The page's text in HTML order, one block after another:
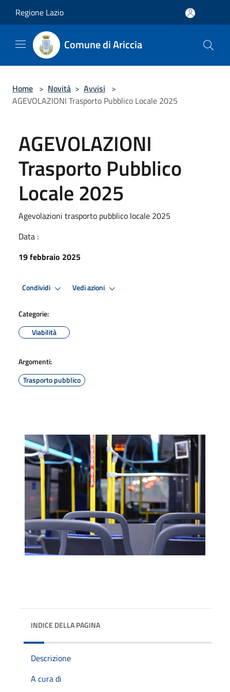
Regione Lazio
Comune di Ariccia
Home > Novità > Avvisi >
AGEVOLAZIONI Trasporto Pubblico Locale 2025
AGEVOLAZIONI
Trasporto Pubblico
Locale 2025
Agevolazioni trasporto pubblico locale 2025
Data :
19 febbraio 2025
Condividi Vedi azioni
Categorie:
Viabilità
Argomenti:
Trasporto pubblico
INDICE DELLA PAGINA
Descrizione
A cura di